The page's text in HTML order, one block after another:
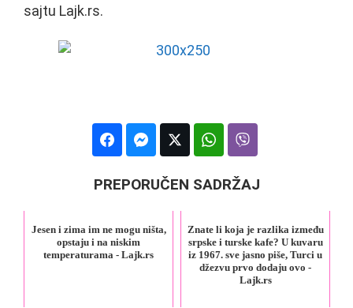
sajtu Lajk.rs.
PREPORUČEN SADRŽAJ
Jesen i zima im ne mogu ništa,
opstaju i na niskim
temperaturama - Lajk.rs
Znate li koja je razlika između
srpske i turske kafe? U kuvaru
iz 1967. sve jasno piše, Turci u
džezvu prvo dodaju ovo -
Lajk.rs